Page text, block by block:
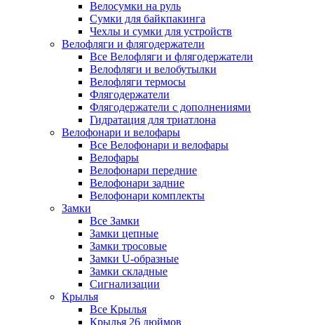
Велосумки на руль
Сумки для байкпакинга
Чехлы и сумки для устройств
Велофляги и флягодержатели
Все Велофляги и флягодержатели
Велофляги и велобутылки
Велофляги термосы
Флягодержатели
Флягодержатели с дополнениями
Гидратация для триатлона
Велофонари и велофары
Все Велофонари и велофары
Велофары
Велофонари передние
Велофонари задние
Велофонари комплекты
Замки
Все Замки
Замки цепные
Замки тросовые
Замки U-образные
Замки складные
Сигнализации
Крылья
Все Крылья
Крылья 26 дюймов